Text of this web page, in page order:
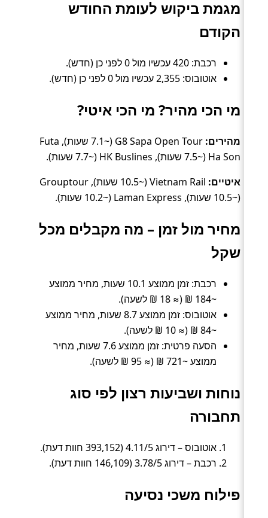
מגמת ביקוש לעומת החודש
הקודם
רכבת: 420 עכשיו מול 0 לפני כן (חדש).
אוטובוס: 2,355 עכשיו מול 0 לפני כן (חדש).
מי הכי מהיר? מי הכי איטי?
מהירים:
G8 Sapa Open Tour (~7.1 שעות), Futa
Ha Son (~7.5 שעות), HK Buslines (~7.7 שעות).
איטיים:
Vietnam Rail (~10.5 שעות), Grouptour
(~10.5 שעות), Laman Express (~10.2 שעות).
מחיר מול זמן – מה מקבלים מכל
שקל
רכבת: זמן ממוצע 10.1 שעות, מחיר ממוצע
~184 ₪ (≈ 18 ₪ לשעה).
אוטובוס: זמן ממוצע 8.7 שעות, מחיר ממוצע
~84 ₪ (≈ 10 ₪ לשעה).
הסעה פרטית: זמן ממוצע 7.6 שעות, מחיר
ממוצע ~721 ₪ (≈ 95 ₪ לשעה).
נוחות ושביעות רצון לפי סוג
תחבורה
אוטובוס – דירוג 4.11/5 (393,152 חוות דעת).
רכבת – דירוג 3.78/5 (146,109 חוות דעת).
פילוח משכי נסיעה